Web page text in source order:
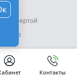
офертой
Контакты